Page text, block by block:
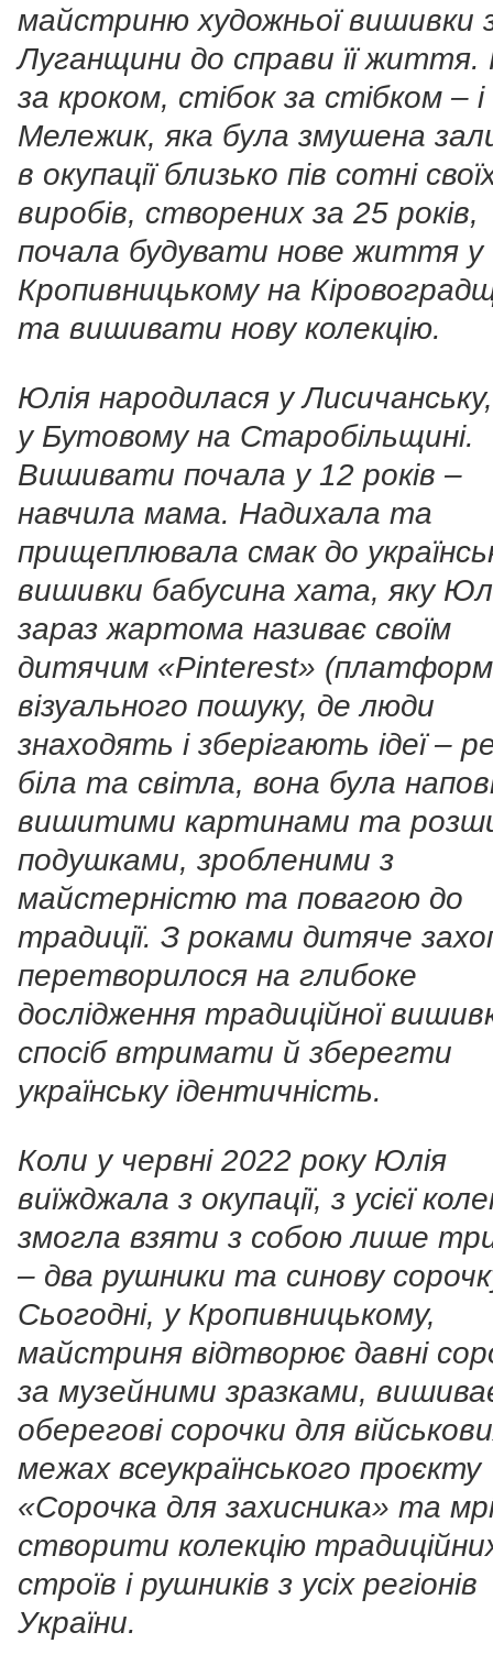
майстриню художньої вишивки
Луганщини до справи її життя.
за кроком, стібок за стібком –
Мележик, яка була змушена
в окупації близько пів сотні
виробів, створених за 25 років,
почала будувати нове життя у
Кропивницькому на
та вишивати нову колекцію.
Юлія народилася у
у Бутовому на Старобільщині.
Вишивати почала у 12 років –
навчила мама. Надихала та
прищеплювала смак до
вишивки бабусина хата, яку
зараз жартома називає своїм
дитячим «Pinterest»
візуального пошуку, де люди
знаходять і зберігають ідеї –
біла та світла, вона була
вишитими картинами та
подушками, зробленими з
майстерністю та повагою до
традиції. З роками дитяче
перетворилося на глибоке
дослідження традиційної
спосіб втримати й зберегти
українську ідентичність.
Коли у червні 2022 року Юлія
виїжджала з окупації, з усієї
змогла взяти з собою лише три
– два рушники та синову
Сьогодні, у Кропивницькому,
майстриня відтворює давні
за музейними зразками,
оберегові сорочки для
межах всеукраїнського проєкту
«Сорочка для захисника» та
створити колекцію
строїв і рушників з усіх регіонів
України.